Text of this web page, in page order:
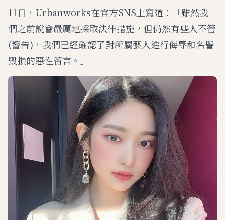
11日，Urbanworks在官方SNS上寫道：「雖然我
們之前說會嚴厲地採取法律措施，但仍然有些人不管
(警告)，我們已經確認了對所屬藝人進行侮辱和名譽
毀損的惡性留言。」